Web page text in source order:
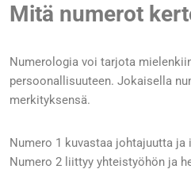
Mitä numerot
Numerologia voi tarjota
persoonallisuuteen. Jokaisella
merkityksensä.
Numero 1 kuvastaa johtajuutta ja
Numero 2 liittyy yhteistyöhön ja